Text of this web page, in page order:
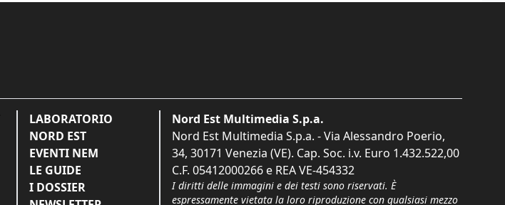
LABORATORIO
NORD EST
EVENTI NEM
LE GUIDE
I DOSSIER
Nord Est Multimedia S.p.a.
Nord Est Multimedia S.p.a. - Via Alessandro Poerio,
34, 30171 Venezia (VE). Cap. Soc. i.v. Euro 1.432.522,00
C.F. 05412000266 e REA VE-454332
I diritti delle immagini e dei testi sono riservati. È
espressamente vietata la loro riproduzione con qualsiasi mezzo